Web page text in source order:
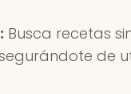
Busca recetas
de